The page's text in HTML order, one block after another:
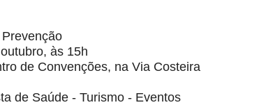
às 15h
de Convenções, na Via Costeira
de Saúde - Turismo - Eventos